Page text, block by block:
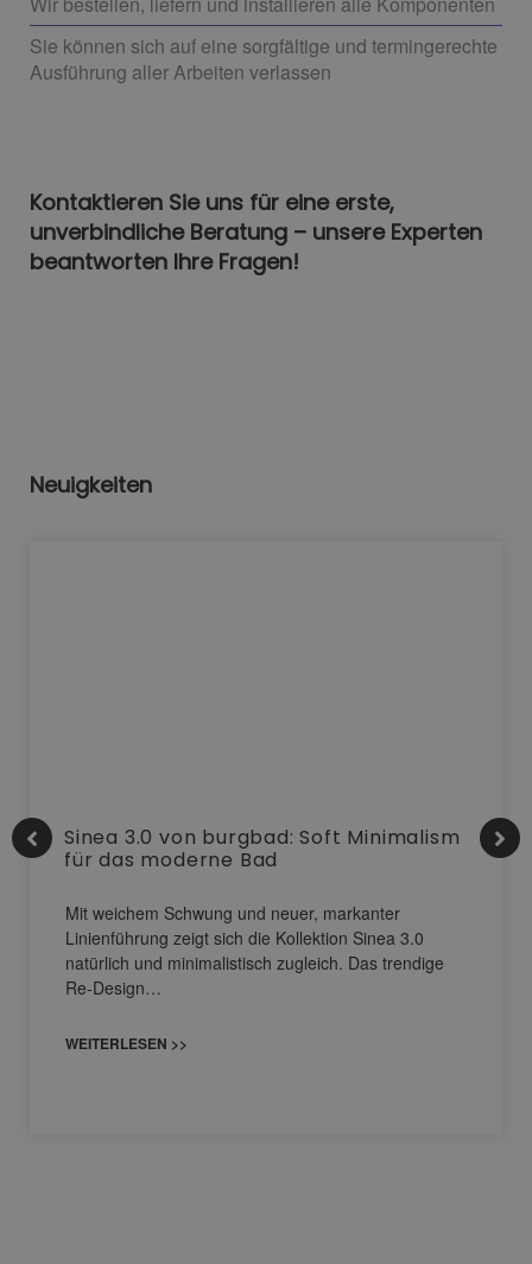
Sie können sich auf eine sorgfältige und termingerechte
Ausführung aller Arbeiten verlassen
Kontaktieren Sie uns für eine erste,
unverbindliche Beratung – unsere Experten
beantworten Ihre Fragen!
Neuigkeiten
Sinea 3.0 von burgbad: Soft Minimalism
für das moderne Bad
Mit weichem Schwung und neuer, markanter
Linienführung zeigt sich die Kollektion Sinea 3.0
natürlich und minimalistisch zugleich. Das trendige
Re-Design…
WEITERLESEN >>